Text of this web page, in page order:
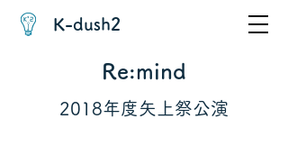
K-dush2
Re:mind
2018年度矢上祭公演